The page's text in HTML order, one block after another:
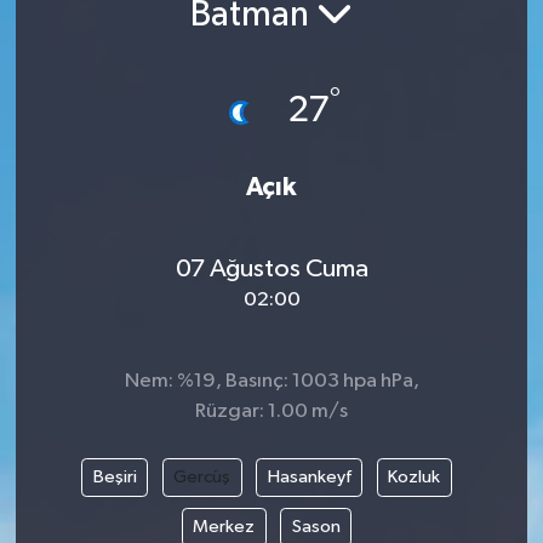
Batman
27°
Açık
07 Ağustos Cuma
02:00
Nem: %19, Basınç: 1003 hpa hPa,
Rüzgar: 1.00 m/s
Beşiri Gercüş Hasankeyf Kozluk
Merkez Sason